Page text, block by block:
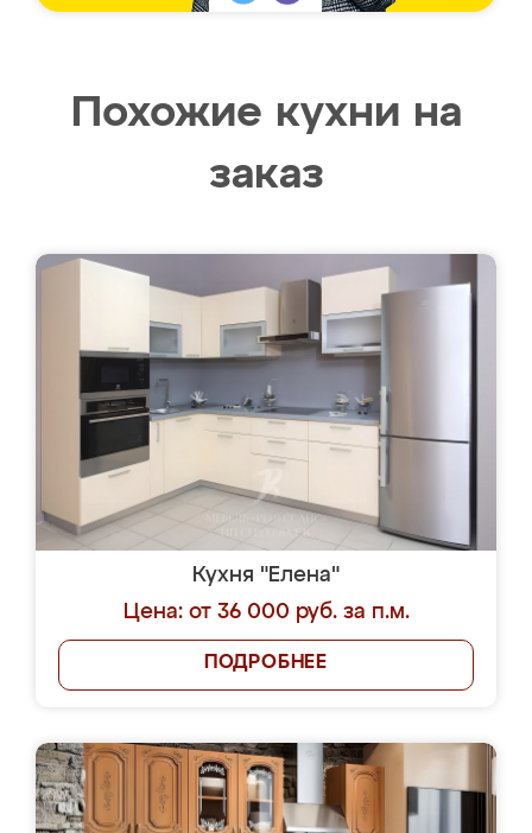
Похожие кухни на
заказ
Кухня "Елена"
Цена: от 36 000 руб. за п.м.
ПОДРОБНЕЕ